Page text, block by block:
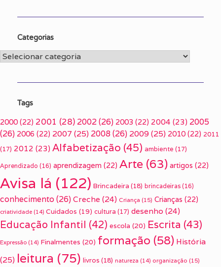
Categorias
Categorias
Tags
2000 (22) 2001 (28) 2002(26) 2003 (22) 2004 (23) 2005
(26) 2006 (22) 2007 (25) 2008(26) 2009(25) 2010 (22) 2011
(17) 2012 (23) Alfabetização (45) ambiente (17)
Aprendizado (16) aprendizagem (22) Arte (63) artigos (22)
Avisa lá (122) Brincadeira (18) brincadeiras (16)
conhecimento(26) Creche (24) Criança (15) Crianças (22)
criatividade (14) Cuidados (19) cultura (17) desenho (24)
Educação Infantil (42) escola (20) Escrita (43)
Expressão (14) Finalmentes (20) formação (58) História
(25) leitura (75) livros (18) natureza (14) organização (15)